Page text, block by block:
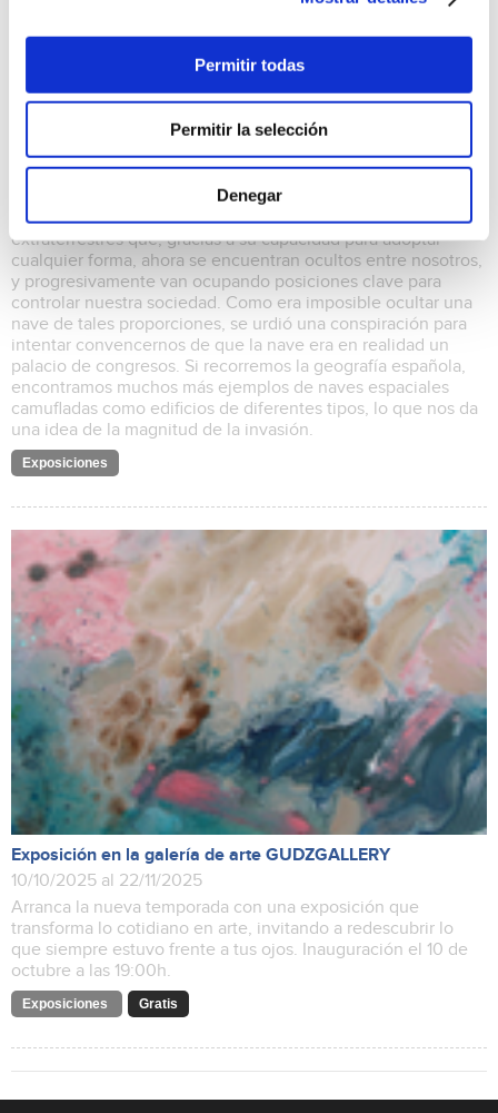
Permitir todas
Permitir la selección
Denegar
"La intrusión" de Javier López
24/10/2025 al 30/11/2025
VII FESTIVAL DE FOTOGRAFÍA OJOS ROJOS El 3 de marzo
de 2008, una nave espacial alienígena de enormes
proporciones aterrizó en un solar en una ciudad del norte de
España. Esta nave transportaba miles de invasores
extraterrestres que, gracias a su capacidad para adoptar
cualquier forma, ahora se encuentran ocultos entre nosotros,
y progresivamente van ocupando posiciones clave para
controlar nuestra sociedad. Como era imposible ocultar una
nave de tales proporciones, se urdió una conspiración para
intentar convencernos de que la nave era en realidad un
palacio de congresos. Si recorremos la geografía española,
encontramos muchos más ejemplos de naves espaciales
camufladas como edificios de diferentes tipos, lo que nos da
una idea de la magnitud de la invasión.
Exposiciones
Exposición en la galería de arte GUDZGALLERY
10/10/2025 al 22/11/2025
Arranca la nueva temporada con una exposición que
transforma lo cotidiano en arte, invitando a redescubrir lo
que siempre estuvo frente a tus ojos. Inauguración el 10 de
octubre a las 19:00h.
Exposiciones Gratis